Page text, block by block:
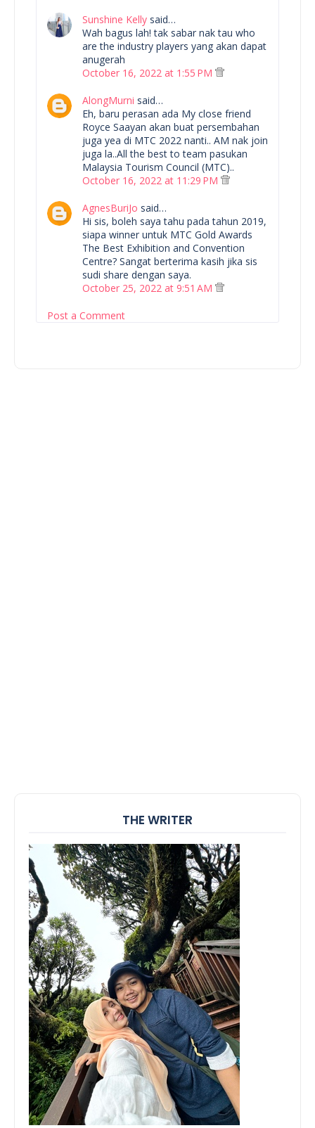
Sunshine Kelly said…
Wah bagus lah! tak sabar nak tau who
are the industry players yang akan dapat
anugerah
October 16, 2022 at 1:55 PM
AlongMurni said…
Eh, baru perasan ada My close friend
Royce Saayan akan buat persembahan
juga yea di MTC 2022 nanti.. AM nak join
juga la..All the best to team pasukan
Malaysia Tourism Council (MTC)..
October 16, 2022 at 11:29 PM
AgnesBuriJo said…
Hi sis, boleh saya tahu pada tahun 2019,
siapa winner untuk MTC Gold Awards
The Best Exhibition and Convention
Centre? Sangat berterima kasih jika sis
sudi share dengan saya.
October 25, 2022 at 9:51 AM
Post a Comment
THE WRITER